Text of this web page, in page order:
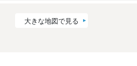
大きな地図で見る